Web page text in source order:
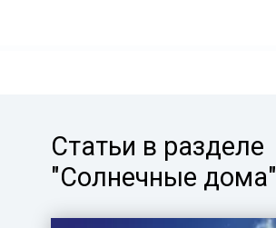
Статьи в разделе
"Солнечные дома"